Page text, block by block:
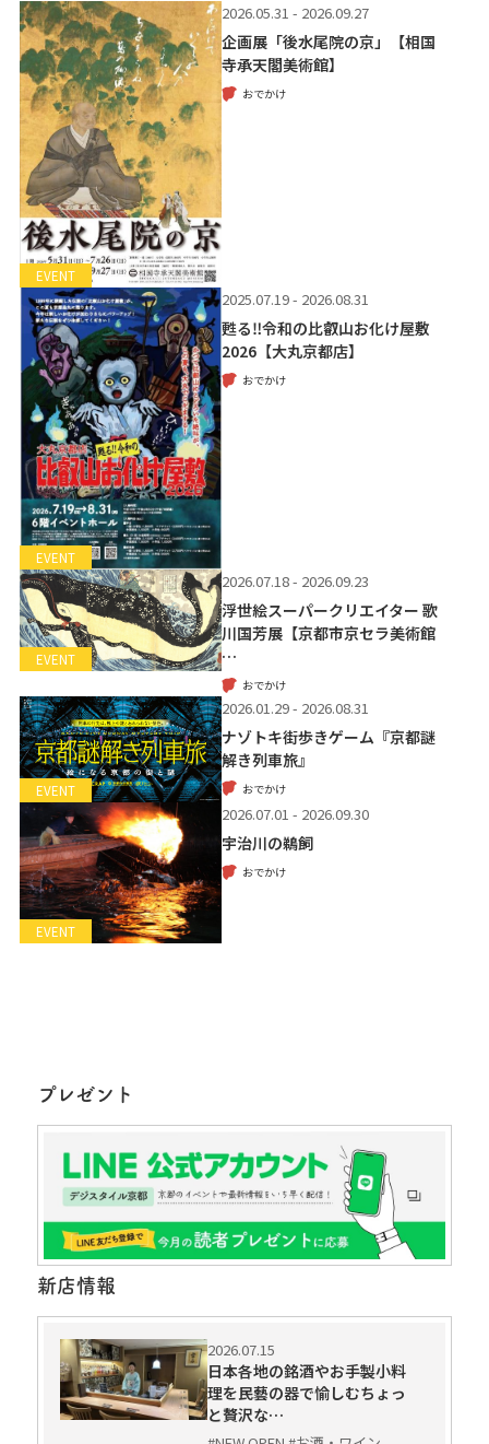
EVENT
2026.05.31 - 2026.09.27
企画展「後水尾院の京」【相国
寺承天閣美術館】
おでかけ
EVENT
2025.07.19 - 2026.08.31
甦る‼令和の比叡山お化け屋敷
2026【大丸京都店】
おでかけ
EVENT
2026.07.18 - 2026.09.23
浮世絵スーパークリエイター 歌
川国芳展【京都市京セラ美術館
…
おでかけ
EVENT
2026.01.29 - 2026.08.31
ナゾトキ街歩きゲーム『京都謎
解き列車旅』
おでかけ
EVENT
2026.07.01 - 2026.09.30
宇治川の鵜飼
おでかけ
プレゼント
新店情報
2026.07.15
日本各地の銘酒やお手製小料
理を民藝の器で愉しむちょっ
と贅沢な…